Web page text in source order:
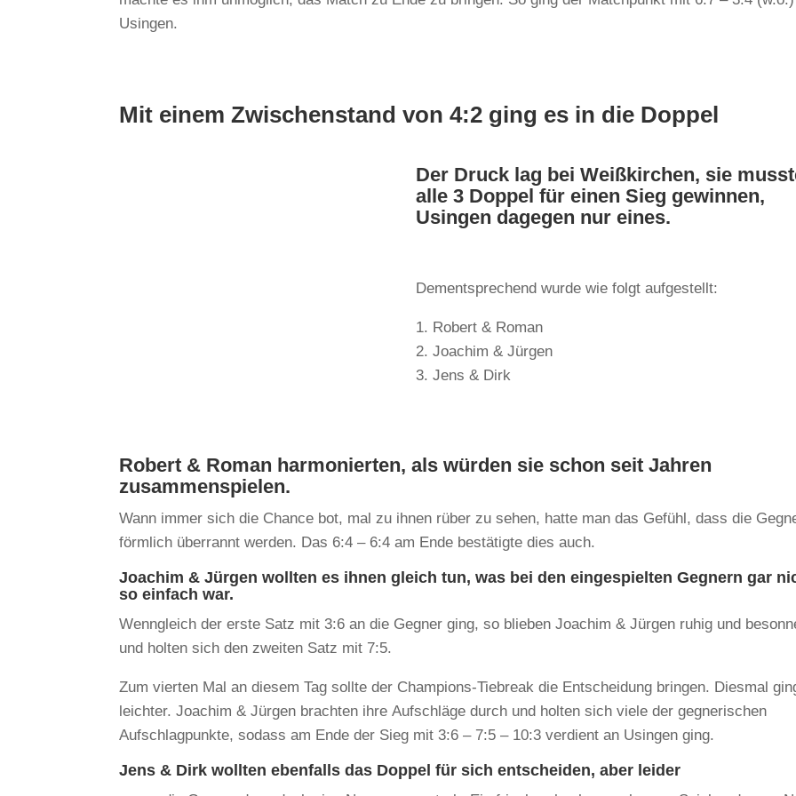
Usingen.
Mit einem Zwischenstand von 4:2 ging es in die Doppel
Der Druck lag bei Weißkirchen, sie
alle 3 Doppel für einen Sieg gewinnen,
Usingen dagegen nur eines.
Dementsprechend wurde wie folgt aufgestellt:
1. Robert & Roman
2. Joachim & Jürgen
3. Jens & Dirk
Robert & Roman harmonierten, als würden sie schon seit Jahren
zusammenspielen.
Wann immer sich die Chance bot, mal zu ihnen rüber zu sehen, hatte man das Gefühl, dass die
förmlich überrannt werden. Das 6:4 – 6:4 am Ende bestätigte dies auch.
Joachim & Jürgen wollten es ihnen gleich tun, was bei den eingespielten Gegnern gar
so einfach war.
Wenngleich der erste Satz mit 3:6 an die Gegner ging, so blieben Joachim & Jürgen ruhig und
und holten sich den zweiten Satz mit 7:5.
Zum vierten Mal an diesem Tag sollte der Champions-Tiebreak die Entscheidung bringen. Diesmal
leichter. Joachim & Jürgen brachten ihre Aufschläge durch und holten sich viele der gegnerischen
Aufschlagpunkte, sodass am Ende der Sieg mit 3:6 – 7:5 – 10:3 verdient an Usingen ging.
Jens & Dirk wollten ebenfalls das Doppel für sich entscheiden, aber leider